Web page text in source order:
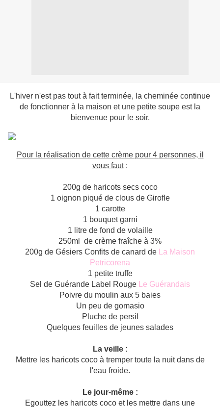
L'hiver n'est pas tout à fait terminée, la cheminée continue
de fonctionner à la maison et une petite soupe est la
bienvenue pour le soir.
Pour la réalisation de cette crème pour 4 personnes, il
vous faut:
200g de haricots secs coco
1 oignon piqué de clous de Girofle
1 carotte
1 bouquet garni
1 litre de fond de volaille
250ml de crème fraîche à 3%
200g de Gésiers Confits de canard de
La Maison
Petricorena
1 petite truffe
Sel de Guérande Label Rouge
Le Guérandais
Poivre du moulin aux 5 baies
Un peu de gomasio
Pluche de persil
Quelques feuilles de jeunes salades
La veille :
Mettre les haricots coco à tremper toute la nuit dans de
l'eau froide.
Le jour-même :
Egouttez les haricots coco et les mettre dans une